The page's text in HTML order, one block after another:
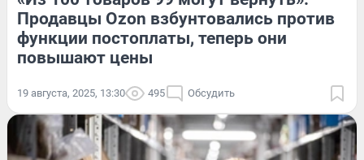
Продавцы Ozon взбунтовались против
функции постоплаты, теперь они
повышают цены
19 августа, 2025, 13:30 495 Обсудить